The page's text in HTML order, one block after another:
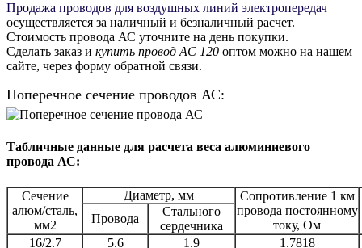
Продажа проводов для воздушных линий электропередач
осуществляется за наличный и безналичный расчет.
Стоимость провода АС уточните на день покупки.
Сделать заказ и купить провод АС 120 оптом можно на нашем
сайте, через форму обратной связи.
Поперечное сечение проводов АС:
Табличные данные для расчета веса алюминиевого
провода АС:
Сечение
алюм/сталь,
мм2
Диаметр, мм
Сопротивление 1 км
провода постоянному
току, Ом
Провода
Стального
сердечника
16/2.7
5.6 1.9
1.7818